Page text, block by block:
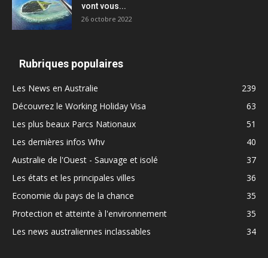
vont vous...
26 octobre 2022
Rubriques populaires
Les News en Australie
239
Découvrez le Working Holiday Visa
63
Les plus beaux Parcs Nationaux
51
Les dernières infos Whv
40
Australie de l'Ouest - Sauvage et isolé
37
Les états et les principales villes
36
Economie du pays de la chance
35
Protection et atteinte à l'environnement
35
Les news australiennes inclassables
34